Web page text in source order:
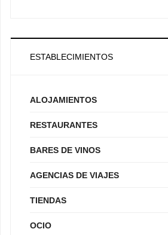
ESTABLECIMIENTOS
ALOJAMIENTOS
RESTAURANTES
BARES DE VINOS
AGENCIAS DE VIAJES
TIENDAS
OCIO